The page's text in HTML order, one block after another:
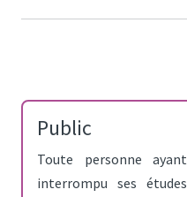
Public
Toute personne ayant
interrompu ses études